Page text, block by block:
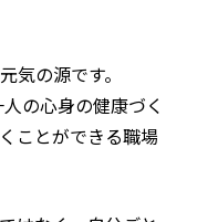
気の源です。
の心身の健康づく
ことができる職場